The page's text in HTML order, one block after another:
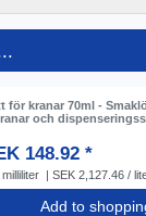
för kranar 70ml -
och
148.92 *
milliliter | SEK 2,127.46 /
Add to